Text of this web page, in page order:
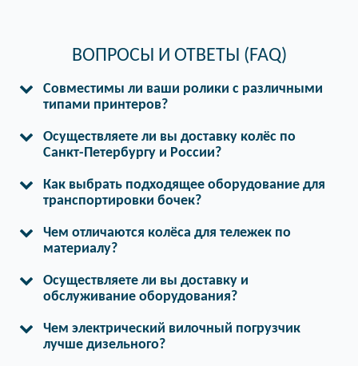
ВОПРОСЫ И ОТВЕТЫ (FAQ)
Совместимы ли ваши ролики с различными
типами принтеров?
Осуществляете ли вы доставку колёс по
Санкт-Петербургу и России?
Как выбрать подходящее оборудование для
транспортировки бочек?
Чем отличаются колёса для тележек по
материалу?
Осуществляете ли вы доставку и
обслуживание оборудования?
Чем электрический вилочный погрузчик
лучше дизельного?